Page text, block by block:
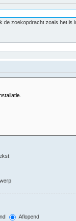
de zoekopdracht zoals het is
Aflopend